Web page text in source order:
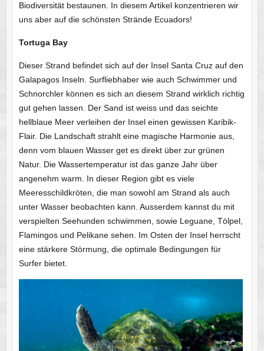
Biodiversität bestaunen. In diesem Artikel konzentrieren wir
uns aber auf die schönsten Strände Ecuadors!
Tortuga Bay
Dieser Strand befindet sich auf der Insel Santa Cruz auf den
Galapagos Inseln. Surfliebhaber wie auch Schwimmer und
Schnorchler können es sich an diesem Strand wirklich richtig
gut gehen lassen. Der Sand ist weiss und das seichte
hellblaue Meer verleihen der Insel einen gewissen Karibik-
Flair. Die Landschaft strahlt eine magische Harmonie aus,
denn vom blauen Wasser get es direkt über zur grünen
Natur. Die Wassertemperatur ist das ganze Jahr über
angenehm warm. In dieser Region gibt es viele
Meeresschildkröten, die man sowohl am Strand als auch
unter Wasser beobachten kann. Ausserdem kannst du mit
verspielten Seehunden schwimmen, sowie Leguane, Tölpel,
Flamingos und Pelikane sehen. Im Osten der Insel herrscht
eine stärkere Störmung, die optimale Bedingungen für
Surfer bietet.